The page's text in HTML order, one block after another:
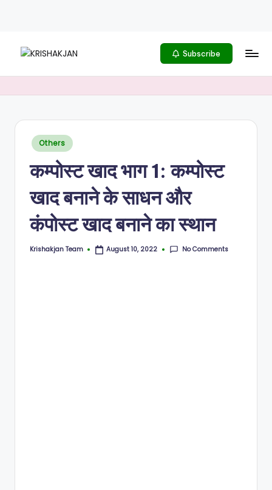
content
A
K
A
N
को
Subscribe
Posted
in
Others
कम्पोस्ट खाद भाग 1: कम्पोस्ट
खाद बनाने के साधन और
कंपोस्ट खाद बनाने का स्थान
Posted
Krishakjan Team August 10, 2022 No Comments